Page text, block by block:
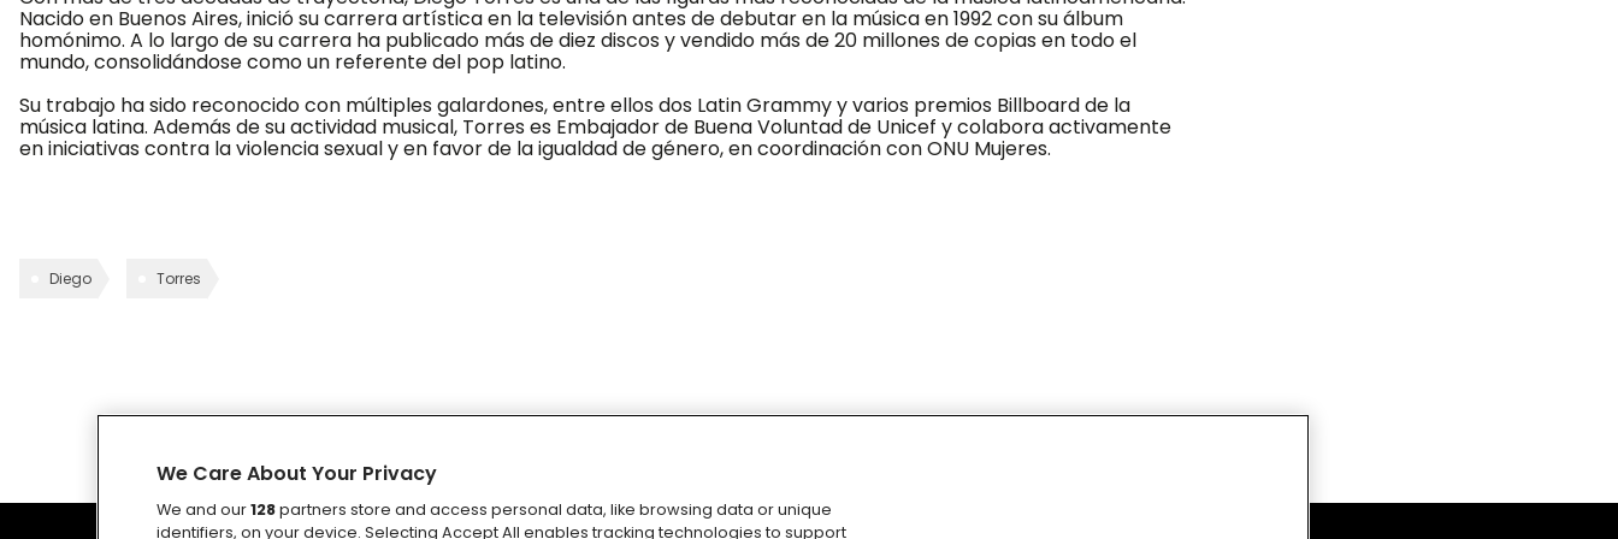
Nacido en Buenos Aires, inició su carrera artística en la televisión antes de debutar en la música en 1992 con su álbum
homónimo. A lo largo de su carrera ha publicado más de diez discos y vendido más de 20 millones de copias en todo el
mundo, consolidándose como un referente del pop latino.
Su trabajo ha sido reconocido con múltiples galardones, entre ellos dos Latin Grammy y varios premios Billboard de la
música latina. Además de su actividad musical, Torres es Embajador de Buena Voluntad de Unicef y colabora activamente
en iniciativas contra la violencia sexual y en favor de la igualdad de género, en coordinación con ONU Mujeres.
Diego Torres
We Care About Your Privacy
We and our128partners store and access personal data, like browsing data or unique
identifiers, on your device. Selecting Accept All enables tracking technologies to support